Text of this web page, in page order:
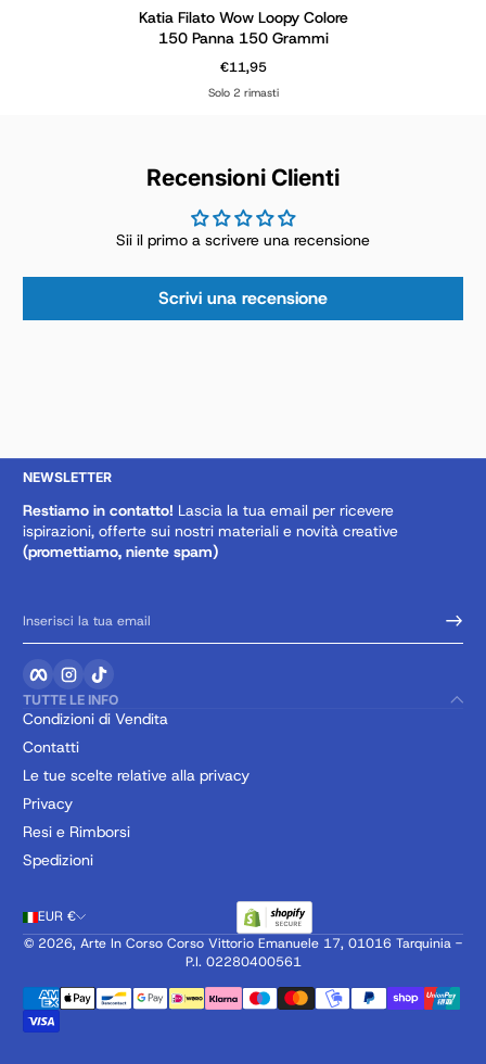
Katia Filato Wow Loopy Colore
150 Panna 150 Grammi
Prezzo normale
€11,95
Solo 2 rimasti
Recensioni Clienti
Sii il primo a scrivere una recensione
Scrivi una recensione
NEWSLETTER
Restiamo in contatto! Lascia la tua email per ricevere
ispirazioni, offerte sui nostri materiali e novità creative
(promettiamo, niente spam)
Inserisci la tua email
FacebookInstagram
TUTTE LE INFO
Condizioni di Vendita
Contatti
Le tue scelte relative alla privacy
Privacy
Resi e Rimborsi
Spedizioni
EUR €
© 2026, Arte In Corso Corso Vittorio Emanuele 17, 01016 Tarquinia -
P.I. 02280400561
Metodi di pagamento